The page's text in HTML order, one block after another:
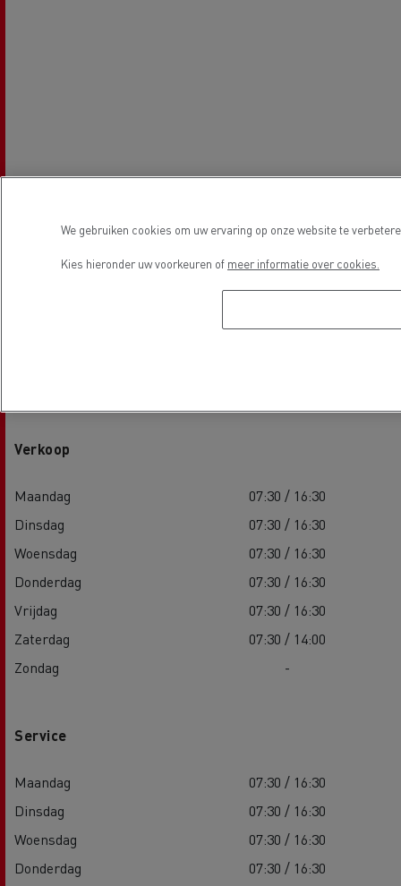
Verkoop
Maandag
07:30 / 16:30
Dinsdag
07:30 / 16:30
Woensdag
07:30 / 16:30
Donderdag
07:30 / 16:30
Vrijdag
07:30 / 16:30
Zaterdag
07:30 / 14:00
Zondag
-
Service
Maandag
07:30 / 16:30
Dinsdag
07:30 / 16:30
Woensdag
07:30 / 16:30
Donderdag
07:30 / 16:30
We gebruiken cookies om uw ervaring op onze website te
Kies hieronder uw voorkeuren of meer informatie over cookies.